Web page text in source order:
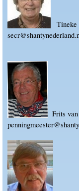
Tineke
Frits